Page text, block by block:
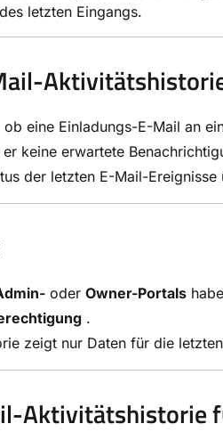
letzten Eingangs.
eine Einladungs-E-Mail an
keine erwartete
der letzten E-Mail-
oder Owner-Portals
.
zeigt nur Daten für die
Aktivitätshistorie